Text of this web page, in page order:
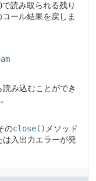
)で読み取られる残り
コール結果を戻しま
み込むことができ
のclose() メソッド
入出力エラーが発